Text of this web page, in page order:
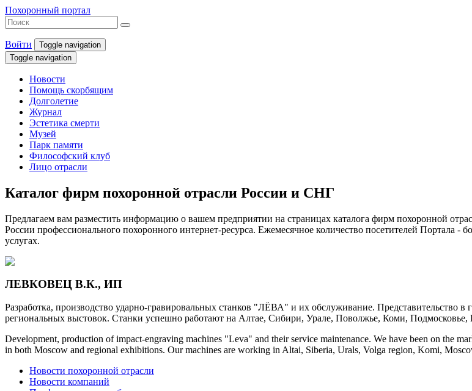
Похоронный портал
Войти
Toggle navigation
Toggle navigation
Новости
Помощь скорбящим
Долголетие
Журнал
Эстетика смерти
Музей
Парк памяти
Философский клуб
Лицо отрасли
Каталог фирм похоронной отрасли России и СНГ
Предлагаем вам разместить информацию о вашем предприятии на страницах каталога фирм похоронной
России профессионального похоронного интернет-ресурса. Ежемесячное количество посетителей Портала -
услугах.
ЛЕВКОВЕЦ В.К., ИП
Разработка, производство ударно-гравировальных станков "ЛЁВА" и их обслуживание. Представительство
региональных выстовок. Станки успешно работают на Алтае, Сибири, Урале, Поволжье, Коми, Подмосковье,
Development, production of impact-engraving machines "Leva" and their service maintenance. We have been on the
in both Moscow and regional exhibitions. Our machines are working in Altai, Siberia, Urals, Volga region, Komi,
Новости похоронной отрасли
Новости компаний